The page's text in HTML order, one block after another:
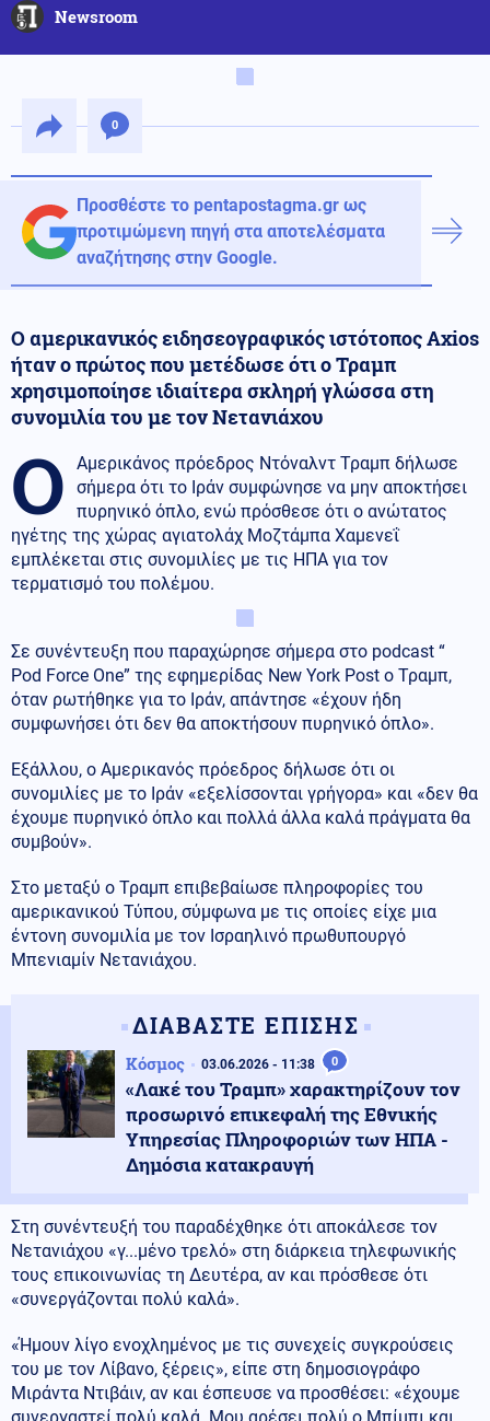
Newsroom
0
Προσθέστε το pentapostagma.gr ως
προτιμώμενη πηγή στα αποτελέσματα
αναζήτησης στην Google.
Ο αμερικανικός ειδησεογραφικός ιστότοπος Axios
ήταν ο πρώτος που μετέδωσε ότι ο Τραμπ
χρησιμοποίησε ιδιαίτερα σκληρή γλώσσα στη
συνομιλία του με τον Νετανιάχου
Ο
Αμερικάνος πρόεδρος Ντόναλντ Τραμπ δήλωσε
σήμερα ότι το Ιράν συμφώνησε να μην αποκτήσει
πυρηνικό όπλο, ενώ πρόσθεσε ότι ο ανώτατος
ηγέτης της χώρας αγιατολάχ Μοζτάμπα Χαμενεΐ
εμπλέκεται στις συνομιλίες με τις ΗΠΑ για τον
τερματισμό του πολέμου.
Σε συνέντευξη που παραχώρησε σήμερα στο podcast “
Pod Force One” της εφημερίδας New York Post ο Τραμπ,
όταν ρωτήθηκε για το Ιράν, απάντησε «έχουν ήδη
συμφωνήσει ότι δεν θα αποκτήσουν πυρηνικό όπλο».
Εξάλλου, ο Αμερικανός πρόεδρος δήλωσε ότι οι
συνομιλίες με το Ιράν «εξελίσσονται γρήγορα» και «δεν θα
έχουμε πυρηνικό όπλο και πολλά άλλα καλά πράγματα θα
συμβούν».
Στο μεταξύ ο Τραμπ επιβεβαίωσε πληροφορίες του
αμερικανικού Τύπου, σύμφωνα με τις οποίες είχε μια
έντονη συνομιλία με τον Ισραηλινό πρωθυπουργό
Μπενιαμίν Νετανιάχου.
ΔΙΑΒΑΣΤΕ ΕΠΙΣΗΣ
Κόσμος 03.06.2026 - 11:38 0
«Λακέ του Τραμπ» χαρακτηρίζουν τον
προσωρινό επικεφαλή της Εθνικής
Υπηρεσίας Πληροφοριών των ΗΠΑ -
Δημόσια κατακραυγή
Στη συνέντευξή του παραδέχθηκε ότι αποκάλεσε τον
Νετανιάχου «γ...μένο τρελό» στη διάρκεια τηλεφωνικής
τους επικοινωνίας τη Δευτέρα, αν και πρόσθεσε ότι
«συνεργάζονται πολύ καλά».
«Ήμουν λίγο ενοχλημένος με τις συνεχείς συγκρούσεις
του με τον Λίβανο, ξέρεις», είπε στη δημοσιογράφο
Μιράντα Ντιβάιν, αν και έσπευσε να προσθέσει: «έχουμε